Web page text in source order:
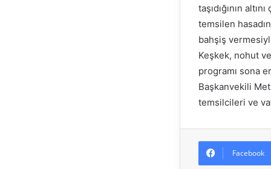
taşıdığının
temsilen
bahşiş
Keşkek, nohut
programı sona
Başkanvekili
temsilcileri ve
Facebook